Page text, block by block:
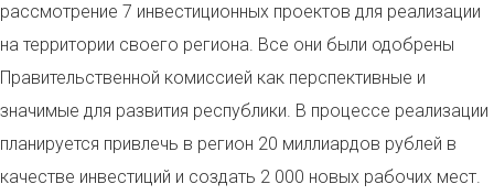
рассмотрение 7 инвестиционных проектов для реализации
на территории своего региона. Все они были одобрены
Правительственной комиссией как перспективные и
значимые для развития республики. В процессе реализации
планируется привлечь в регион 20 миллиардов рублей в
качестве инвестиций и создать 2 000 новых рабочих мест.